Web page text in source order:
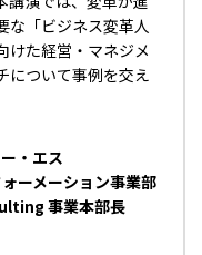
な「ビジネス変革人
けた経営・マネジメ
について事例を交え
・エス
ーメーション事業部
事業本部長